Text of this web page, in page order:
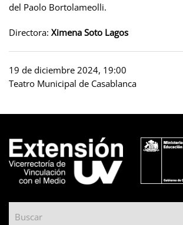
del Paolo Bortolameolli.
Directora: Ximena Soto Lagos
19 de diciembre 2024, 19:00
Teatro Municipal de Casablanca